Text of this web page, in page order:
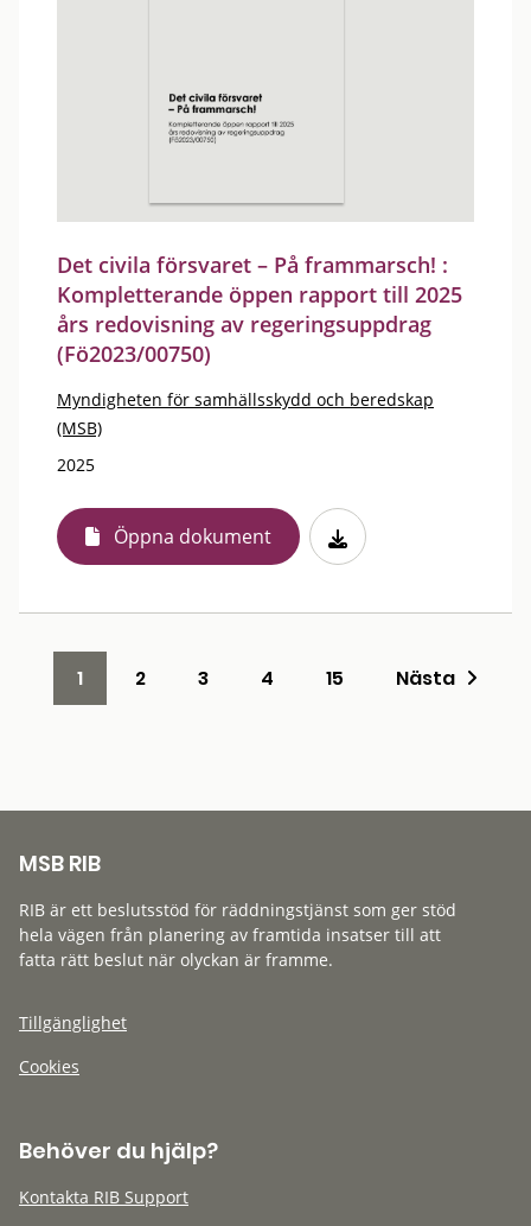
Det civila försvaret – På frammarsch! :
Kompletterande öppen rapport till 2025
års redovisning av regeringsuppdrag
(Fö2023/00750)
Myndigheten för samhällsskydd och beredskap
(MSB)
2025
Öppna dokument
1 2 3 4 15 Nästa
MSB RIB
RIB är ett beslutsstöd för räddningstjänst som ger stöd
hela vägen från planering av framtida insatser till att
fatta rätt beslut när olyckan är framme.
Tillgänglighet
Cookies
Behöver du hjälp?
Kontakta RIB Support